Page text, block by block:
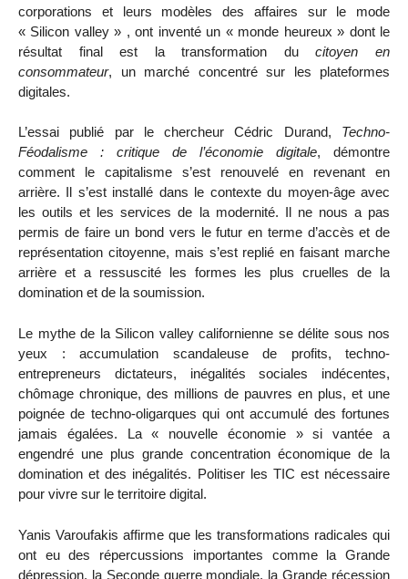
corporations et leurs modèles des affaires sur le mode
« Silicon valley » , ont inventé un « monde heureux » dont le
résultat final est la transformation ducitoyen en
consommateur, un marché concentré sur les plateformes
digitales.
L’essai publié par le chercheur Cédric Durand, Techno-
Féodalisme : critique de l’économie digitale, démontre
comment le capitalisme s’est renouvelé en revenant en
arrière. Il s’est installé dans le contexte du moyen-âge avec
les outils et les services de la modernité. Il ne nous a pas
permis de faire un bond vers le futur en terme d’accès et de
représentation citoyenne, mais s’est replié en faisant marche
arrière et a ressuscité les formes les plus cruelles de la
domination et de la soumission.
Le mythe de la Silicon valley californienne se délite sous nos
yeux : accumulation scandaleuse de profits, techno-
entrepreneurs dictateurs, inégalités sociales indécentes,
chômage chronique, des millions de pauvres en plus, et une
poignée de techno-oligarques qui ont accumulé des fortunes
jamais égalées. La « nouvelle économie » si vantée a
engendré une plus grande concentration économique de la
domination et des inégalités. Politiser les TIC est nécessaire
pour vivre sur le territoire digital.
Yanis Varoufakis affirme que les transformations radicales qui
ont eu des répercussions importantes comme la Grande
dépression, la Seconde guerre mondiale, la Grande récession